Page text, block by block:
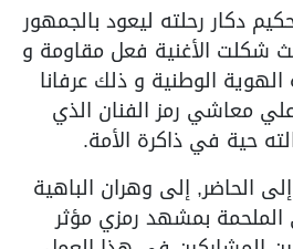
دكار رحلته ليعود بالجمهور
شكلت الأغنية فعل مقاومة و
الوطنية و ذلك عرفانا
معاشي رمز الفنان الذي
حية في ذاكرة الأمة.
الحاضر, إلى وهران الباهية
الملحمة بمشهد رمزي مؤثر